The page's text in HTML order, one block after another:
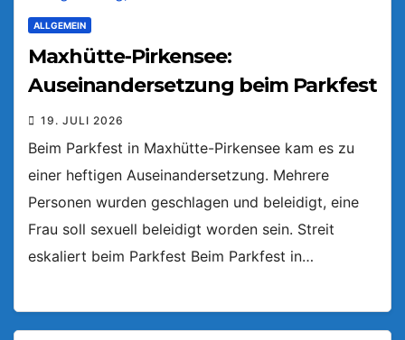
ALLGEMEIN
Maxhütte-Pirkensee:
Auseinandersetzung beim Parkfest
19. JULI 2026
Beim Parkfest in Maxhütte-Pirkensee kam es zu
einer heftigen Auseinandersetzung. Mehrere
Personen wurden geschlagen und beleidigt, eine
Frau soll sexuell beleidigt worden sein. Streit
eskaliert beim Parkfest Beim Parkfest in…